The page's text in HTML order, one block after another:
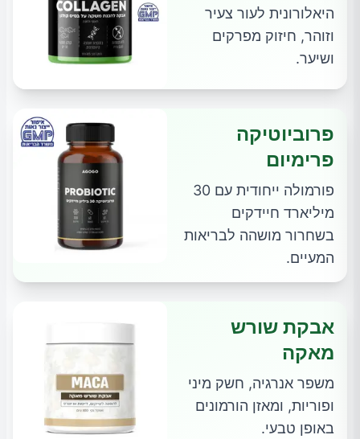
היאלורונית לעור צעיר
וזוהר, חיזוק מפרקים
ושיער.
פרוביוטיקה
פרימיום
פורמולה ייחודית עם 30
מיליארד חיידקים
בשחרור מושהה לבריאות
המעיים.
אבקת שורש
מאקה
משפר אנרגיה, חשק מיני
ופוריות, ומאזן הורמונים
באופן טבעי.